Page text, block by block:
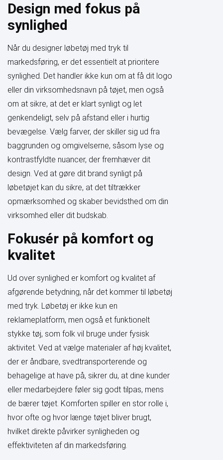
Design med fokus på
synlighed
Når du designer løbetøj med tryk til
markedsføring, er det essentielt at prioritere
synlighed. Det handler ikke kun om at få dit logo
eller din virksomhedsnavn på tøjet, men også
om at sikre, at det er klart synligt og let
genkendeligt, selv på afstand eller i hurtig
bevægelse. Vælg farver, der skiller sig ud fra
baggrunden og omgivelserne, såsom lyse og
kontrastfyldte nuancer, der fremhæver dit
design. Ved at gøre dit brand synligt på
løbetøjet kan du sikre, at det tiltrækker
opmærksomhed og skaber bevidsthed om din
virksomhed eller dit budskab.
Fokusér på komfort og
kvalitet
Ud over synlighed er komfort og kvalitet af
afgørende betydning, når det kommer til løbetøj
med tryk. Løbetøj er ikke kun en
reklameplatform, men også et funktionelt
stykke tøj, som folk vil bruge under fysisk
aktivitet. Ved at vælge materialer af høj kvalitet,
der er åndbare, svedtransporterende og
behagelige at have på, sikrer du, at dine kunder
eller medarbejdere føler sig godt tilpas, mens
de bærer tøjet. Komforten spiller en stor rolle i,
hvor ofte og hvor længe tøjet bliver brugt,
hvilket direkte påvirker synligheden og
effektiviteten af din markedsføring.